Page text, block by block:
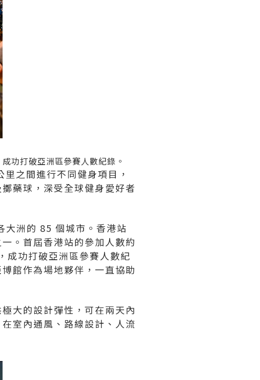
功打破亞洲區參賽人數紀錄。
之間進行不同健身項目，
藥球，深受全球健身愛好者
洲的 85 個城市。香港站
。首屆香港站的參加人數約
成功打破亞洲區參賽人數紀
館作為場地夥伴，一直協助
大的設計彈性，可在兩天內
室內通風、路線設計、人流